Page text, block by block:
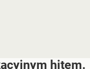
hitem.